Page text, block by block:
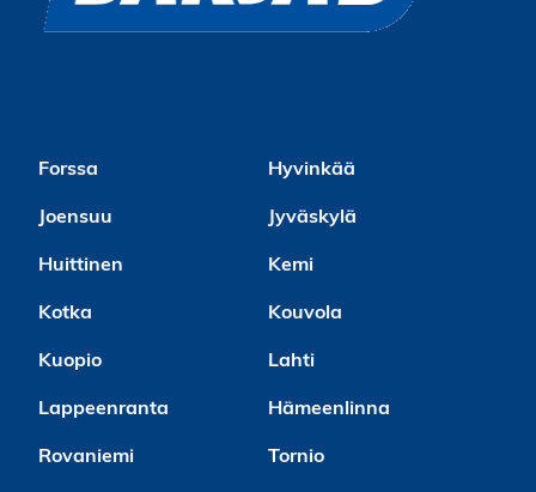
Forssa Hyvinkää
Joensuu Jyväskylä
Huittinen Kemi
Kotka Kouvola
Kuopio Lahti
Lappeenranta Hämeenlinna
Rovaniemi Tornio